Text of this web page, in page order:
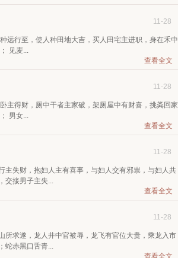
11-28
远行至，使人种田地大吉，买人田宅主进职，身在禾中
见麦...
查看全文
11-28
主得财，厕中干者主家破，架厕屋中有财喜，挑粪回家
男女...
查看全文
11-28
主失财，抱妇人主有喜事，与妇人交有邪祟，与妇人共
交接男子主失...
查看全文
11-28
所求遂，龙人井中官被辱，龙飞有官位大贵，乘龙入市
蛇赤黑口舌青...
查看全文